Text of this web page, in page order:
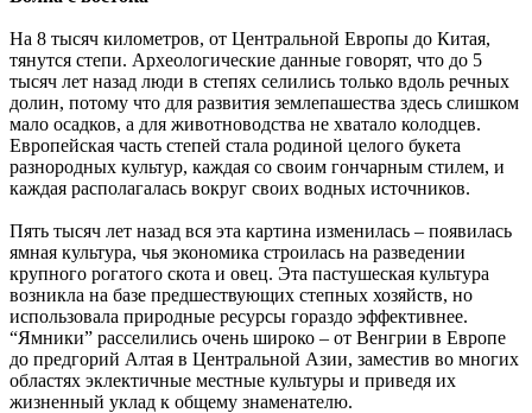
На 8 тысяч километров, от Центральной Европы до Китая,
тянутся степи. Археологические данные говорят, что до 5
тысяч лет назад люди в степях селились только вдоль речных
долин, потому что для развития землепашества здесь слишком
мало осадков, а для животноводства не хватало колодцев.
Европейская часть степей стала родиной целого букета
разнородных культур, каждая со своим гончарным стилем, и
каждая располагалась вокруг своих водных источников.
Пять тысяч лет назад вся эта картина изменилась – появилась
ямная культура, чья экономика строилась на разведении
крупного рогатого скота и овец. Эта пастушеская культура
возникла на базе предшествующих степных хозяйств, но
использовала природные ресурсы гораздо эффективнее.
“Ямники” расселились очень широко – от Венгрии в Европе
до предгорий Алтая в Центральной Азии, заместив во многих
областях эклектичные местные культуры и приведя их
жизненный уклад к общему знаменателю.